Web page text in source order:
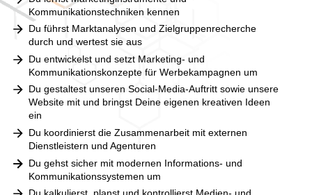
Kommunikationstechniken kennen
Du führst Marktanalysen und Zielgruppenrecherche
durch und wertest sie aus
Du entwickelst und setzt Marketing- und
Kommunikationskonzepte für Werbekampagnen um
Du gestaltest unseren Social-Media-Auftritt sowie unsere
Website mit und bringst Deine eigenen kreativen Ideen
ein
Du koordinierst die Zusammenarbeit mit externen
Dienstleistern und Agenturen
Du gehst sicher mit modernen Informations- und
Kommunikationssystemen um